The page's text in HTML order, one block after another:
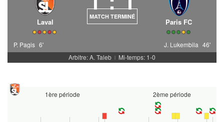
Laval
MATCH TERMINÉ
Paris FC
P. Pagis 6' J. Lukembila 46'
Arbitre: A. Taleb | Mi-temps: 1-0
1ère période 2ème période